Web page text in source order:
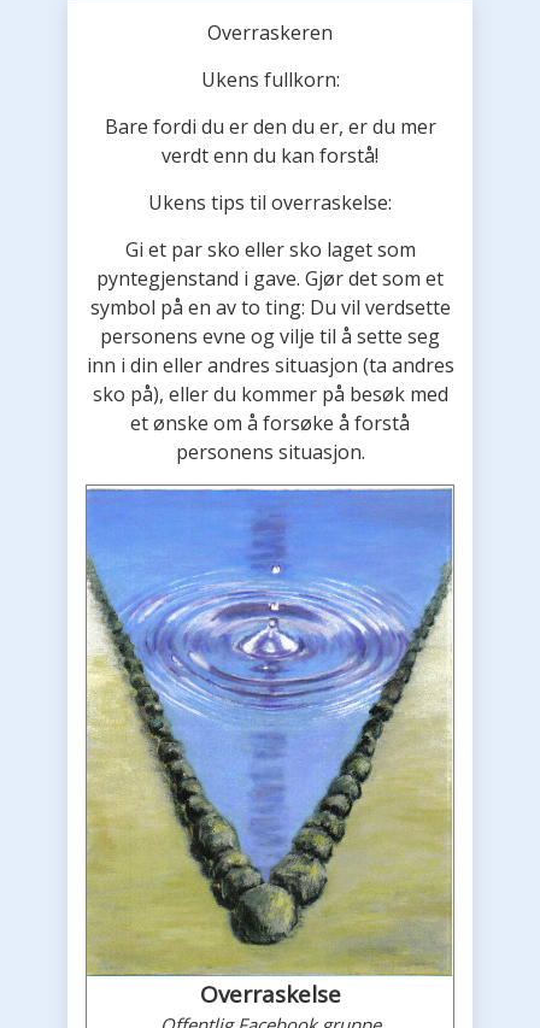
Overraskeren
Ukens fullkorn:
Bare fordi du er den du er, er du mer
verdt enn du kan forstå!
Ukens tips til overraskelse:
Gi et par sko eller sko laget som
pyntegjenstand i gave. Gjør det som et
symbol på en av to ting: Du vil verdsette
personens evne og vilje til å sette seg
inn i din eller andres situasjon (ta andres
sko på), eller du kommer på besøk med
et ønske om å forsøke å forstå
personens situasjon.
Overraskelse